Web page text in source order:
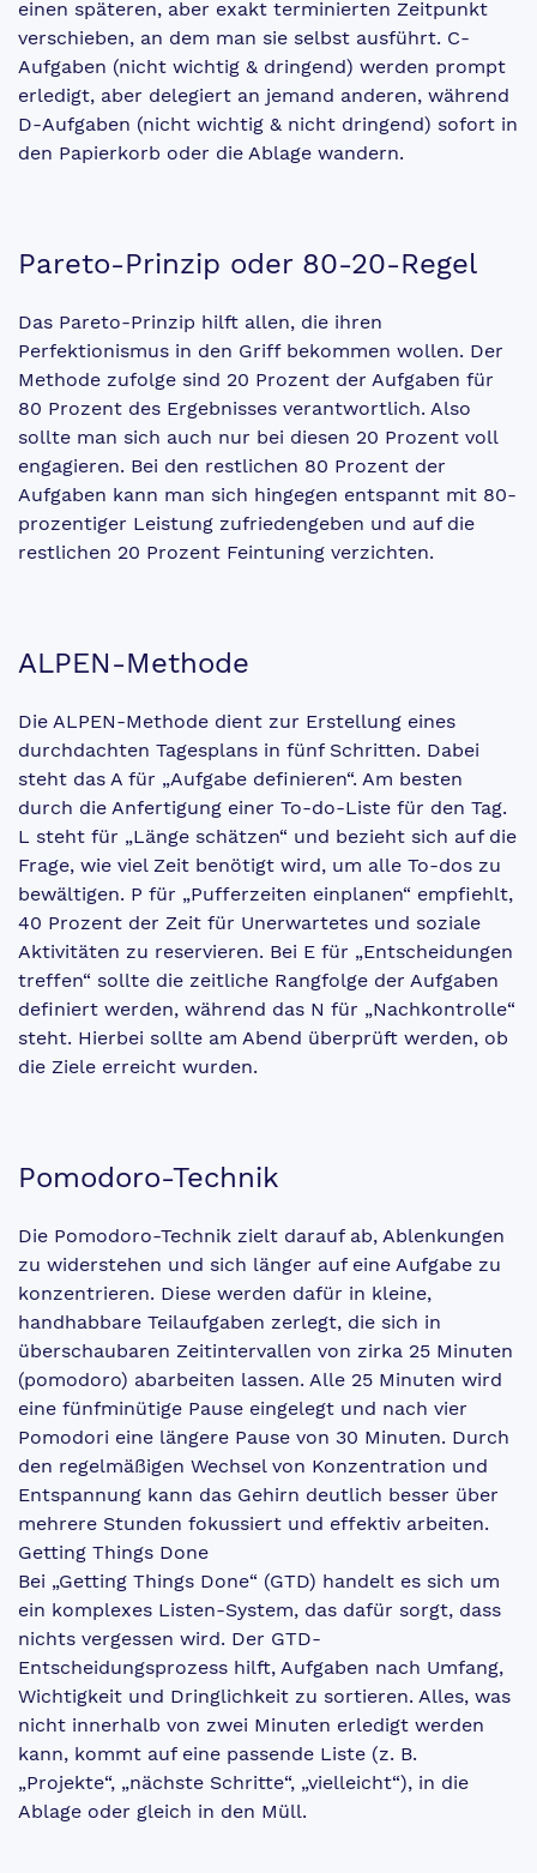
einen späteren, aber exakt terminierten Zeitpunkt
verschieben, an dem man sie selbst ausführt. C-
Aufgaben (nicht wichtig & dringend) werden prompt
erledigt, aber delegiert an jemand anderen, während
D-Aufgaben (nicht wichtig & nicht dringend) sofort in
den Papierkorb oder die Ablage wandern.
Pareto-Prinzip oder 80-20-Regel
Das Pareto-Prinzip hilft allen, die ihren
Perfektionismus in den Griff bekommen wollen. Der
Methode zufolge sind 20 Prozent der Aufgaben für
80 Prozent des Ergebnisses verantwortlich. Also
sollte man sich auch nur bei diesen 20 Prozent voll
engagieren. Bei den restlichen 80 Prozent der
Aufgaben kann man sich hingegen entspannt mit 80-
prozentiger Leistung zufriedengeben und auf die
restlichen 20 Prozent Feintuning verzichten.
ALPEN-Methode
Die ALPEN-Methode dient zur Erstellung eines
durchdachten Tagesplans in fünf Schritten. Dabei
steht das A für „Aufgabe definieren“. Am besten
durch die Anfertigung einer To-do-Liste für den Tag.
L steht für „Länge schätzen“ und bezieht sich auf die
Frage, wie viel Zeit benötigt wird, um alle To-dos zu
bewältigen. P für „Pufferzeiten einplanen“ empfiehlt,
40 Prozent der Zeit für Unerwartetes und soziale
Aktivitäten zu reservieren. Bei E für „Entscheidungen
treffen“ sollte die zeitliche Rangfolge der Aufgaben
definiert werden, während das N für „Nachkontrolle“
steht. Hierbei sollte am Abend überprüft werden, ob
die Ziele erreicht wurden.
Pomodoro-Technik
Die Pomodoro-Technik zielt darauf ab, Ablenkungen
zu widerstehen und sich länger auf eine Aufgabe zu
konzentrieren. Diese werden dafür in kleine,
handhabbare Teilaufgaben zerlegt, die sich in
überschaubaren Zeitintervallen von zirka 25 Minuten
(pomodoro) abarbeiten lassen. Alle 25 Minuten wird
eine fünfminütige Pause eingelegt und nach vier
Pomodori eine längere Pause von 30 Minuten. Durch
den regelmäßigen Wechsel von Konzentration und
Entspannung kann das Gehirn deutlich besser über
mehrere Stunden fokussiert und effektiv arbeiten.
Getting Things Done
Bei „Getting Things Done“ (GTD) handelt es sich um
ein komplexes Listen-System, das dafür sorgt, dass
nichts vergessen wird. Der GTD-
Entscheidungsprozess hilft, Aufgaben nach Umfang,
Wichtigkeit und Dringlichkeit zu sortieren. Alles, was
nicht innerhalb von zwei Minuten erledigt werden
kann, kommt auf eine passende Liste (z. B.
„Projekte“, „nächste Schritte“, „vielleicht“), in die
Ablage oder gleich in den Müll.